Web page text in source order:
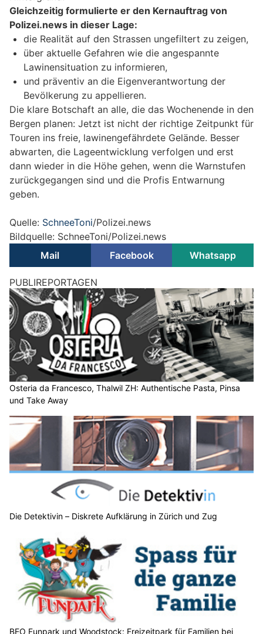
Gleichzeitig formulierte er den Kernauftrag von
Polizei.news in dieser Lage:
die Realität auf den Strassen ungefiltert zu zeigen,
über aktuelle Gefahren wie die angespannte
Lawinensituation zu informieren,
und präventiv an die Eigenverantwortung der
Bevölkerung zu appellieren.
Die klare Botschaft an alle, die das Wochenende in den
Bergen planen: Jetzt ist nicht der richtige Zeitpunkt für
Touren ins freie, lawinengefährdete Gelände. Besser
abwarten, die Lageentwicklung verfolgen und erst
dann wieder in die Höhe gehen, wenn die Warnstufen
zurückgegangen sind und die Profis Entwarnung
geben.
Quelle: SchneeToni/Polizei.news
Bildquelle: SchneeToni/Polizei.news
Mail
Facebook Whatsapp
PUBLIREPORTAGEN
Osteria da Francesco, Thalwil ZH: Authentische Pasta, Pinsa
und Take Away
Die Detektivin – Diskrete Aufklärung in Zürich und Zug
BEO Funpark und Woodstock: Freizeitpark für Familien bei